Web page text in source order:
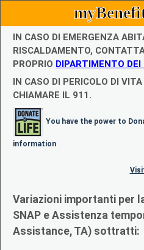
IN CASO DI EMERGENZA
RISCALDAMENTO,
PROPRIO DIPARTIMENTO
IN CASO DI PERICOLO DI
CHIAMARE IL 911.
You have the power to
information
Variazioni importanti per
SNAP e Assistenza
Assistance, TA) sottratti: